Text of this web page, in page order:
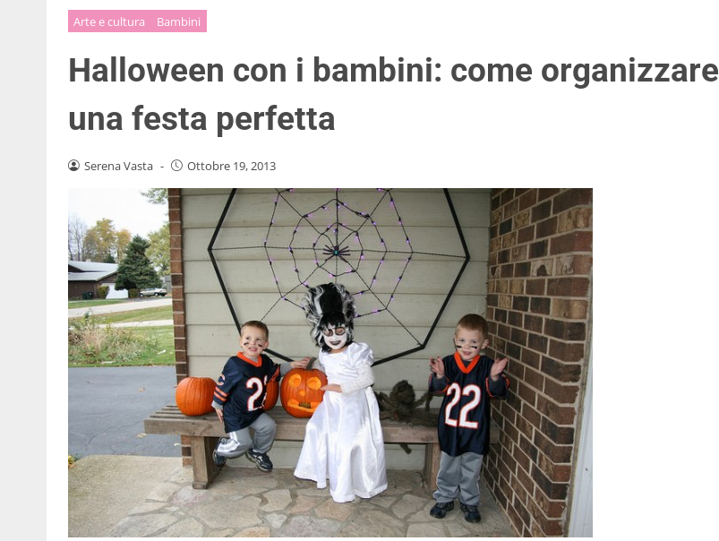
Arte e cultura Bambini
Halloween con i bambini: come organizzare
una festa perfetta
Serena Vasta - Ottobre 19, 2013